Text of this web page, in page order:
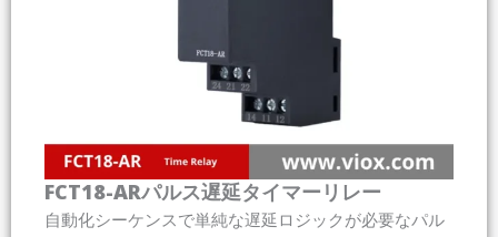
FCT18-ARパルス遅延タイマーリレー
自動化シーケンスで単純な遅延ロジックが必要なパル